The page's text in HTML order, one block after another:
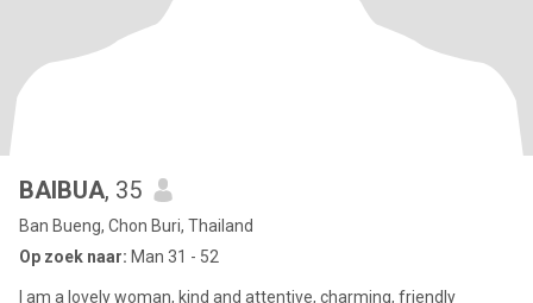
BAIBUA, 35
Ban Bueng, Chon Buri, Thailand
Op zoek naar: Man 31 - 52
I am a lovely woman, kind and attentive, charming, friendly